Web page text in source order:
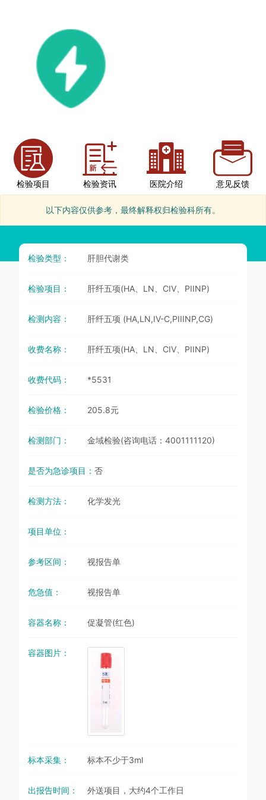
检验项目 检验资讯 医院介绍 意见反馈
以下内容仅供参考，最终解释权归检验科所有。
检验类型： 肝胆代谢类
检验项目： 肝纤五项(HA、LN、CIV、PIINP)
检测内容： 肝纤五项 (HA,LN,IV-C,PIIINP,CG)
收费名称： 肝纤五项(HA、LN、CIV、PIINP)
收费代码： *5531
检验价格： 205.8元
检测部门： 金域检验(咨询电话：4001111120)
是否为急诊项目： 否
检测方法： 化学发光
项目单位：
参考区间： 视报告单
危急值： 视报告单
容器名称： 促凝管(红色)
容器图片：
标本采集： 标本不少于3ml
出报告时间： 外送项目，大约4个工作日